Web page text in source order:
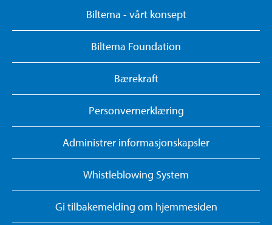
Biltema - vårt konsept
Biltema Foundation
Bærekraft
Personvernerklæring
Administrer informasjonskapsler
Whistleblowing System
Gi tilbakemelding om hjemmesiden